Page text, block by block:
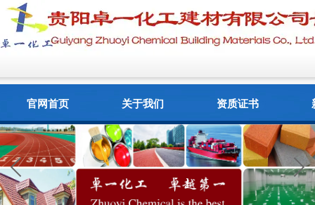
官网首页 关于我们 资质证书